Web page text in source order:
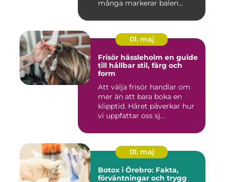
många markerar balen...
01. maj
Frisör hässleholm en guide
till hållbar stil, färg och
form
Att välja frisör handlar om
mer än att bara boka en
klipptid. Håret påverkar hur
vi uppfattar oss sj...
01. maj
Botox i Örebro: Fakta,
förväntningar och trygg